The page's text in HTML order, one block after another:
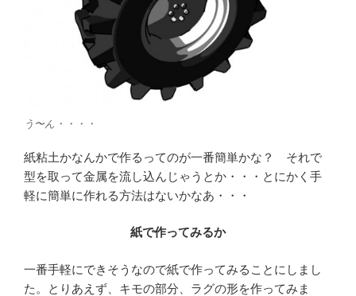
う〜ん・・・・
紙粘土かなんかで作るってのが一番簡単かな？ それで
型を取って金属を流し込んじゃうとか・・・とにかく手
軽に簡単に作れる方法はないかなあ・・・
紙で作ってみるか
一番手軽にできそうなので紙で作ってみることにしまし
た。とりあえず、キモの部分、ラグの形を作ってみま